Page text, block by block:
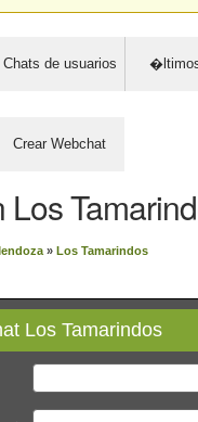
Chats de usuarios
Crear Webchat
Los
» Los Tamarindos
Los Tamarindos